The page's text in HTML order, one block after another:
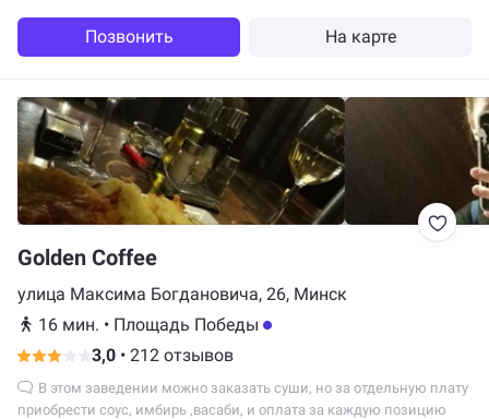
Позвонить На карте
Golden Coffee
улица Максима Богдановича, 26, Минск
16 мин. • Площадь Победы
3,0 • 212 отзывов
приобрести соус, имбирь ,васаби, и оплата за каждую позицию